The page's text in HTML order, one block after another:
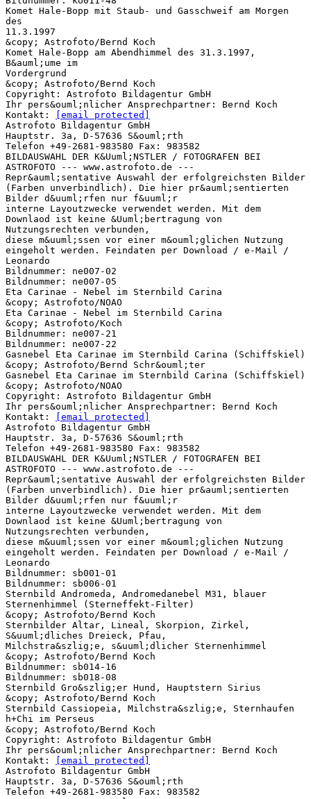
Komet Hale-Bopp mit Staub- und Gasschweif am Morgen
des
11.3.1997
&copy; Astrofoto/Bernd Koch
Komet Hale-Bopp am Abendhimmel des 31.3.1997,
B&auml;ume im
Vordergrund
&copy; Astrofoto/Bernd Koch
Copyright: Astrofoto Bildagentur GmbH
Ihr pers&ouml;nlicher Ansprechpartner: Bernd Koch
Kontakt:
[email protected]
Astrofoto Bildagentur GmbH
Hauptstr. 3a, D-57636 S&ouml;rth
Telefon +49-2681-983580 Fax: 983582
BILDAUSWAHL DER K&Uuml;NSTLER / FOTOGRAFEN BEI
ASTROFOTO --- www.astrofoto.de ---
Repr&auml;sentative Auswahl der erfolgreichsten Bilder
(Farben unverbindlich). Die hier pr&auml;sentierten
Bilder d&uuml;rfen nur f&uuml;r
interne Layoutzwecke verwendet werden. Mit dem
Downlaod ist keine &Uuml;bertragung von
Nutzungsrechten verbunden,
diese m&uuml;ssen vor einer m&ouml;glichen Nutzung
eingeholt werden. Feindaten per Download / e-Mail /
Leonardo
Bildnummer: ne007-02
Bildnummer: ne007-05
Eta Carinae - Nebel im Sternbild Carina
&copy; Astrofoto/NOAO
Eta Carinae - Nebel im Sternbild Carina
&copy; Astrofoto/Koch
Bildnummer: ne007-21
Bildnummer: ne007-22
Gasnebel Eta Carinae im Sternbild Carina (Schiffskiel)
&copy; Astrofoto/Bernd Schr&ouml;ter
Gasnebel Eta Carinae im Sternbild Carina (Schiffskiel)
&copy; Astrofoto/NOAO
Copyright: Astrofoto Bildagentur GmbH
Ihr pers&ouml;nlicher Ansprechpartner: Bernd Koch
Kontakt:
[email protected]
Astrofoto Bildagentur GmbH
Hauptstr. 3a, D-57636 S&ouml;rth
Telefon +49-2681-983580 Fax: 983582
BILDAUSWAHL DER K&Uuml;NSTLER / FOTOGRAFEN BEI
ASTROFOTO --- www.astrofoto.de ---
Repr&auml;sentative Auswahl der erfolgreichsten Bilder
(Farben unverbindlich). Die hier pr&auml;sentierten
Bilder d&uuml;rfen nur f&uuml;r
interne Layoutzwecke verwendet werden. Mit dem
Downlaod ist keine &Uuml;bertragung von
Nutzungsrechten verbunden,
diese m&uuml;ssen vor einer m&ouml;glichen Nutzung
eingeholt werden. Feindaten per Download / e-Mail /
Leonardo
Bildnummer: sb001-01
Bildnummer: sb006-01
Sternbild Andromeda, Andromedanebel M31, blauer
Sternenhimmel (Sterneffekt-Filter)
&copy; Astrofoto/Bernd Koch
Sternbilder Altar, Lineal, Skorpion, Zirkel,
S&uuml;dliches Dreieck, Pfau,
Milchstra&szlig;e, s&uuml;dlicher Sternenhimmel
&copy; Astrofoto/Bernd Koch
Bildnummer: sb014-16
Bildnummer: sb018-08
Sternbild Gro&szlig;er Hund, Hauptstern Sirius
&copy; Astrofoto/Bernd Koch
Sternbild Cassiopeia, Milchstra&szlig;e, Sternhaufen
h+Chi im Perseus
&copy; Astrofoto/Bernd Koch
Copyright: Astrofoto Bildagentur GmbH
Ihr pers&ouml;nlicher Ansprechpartner: Bernd Koch
Kontakt:
[email protected]
Astrofoto Bildagentur GmbH
Hauptstr. 3a, D-57636 S&ouml;rth
Telefon +49-2681-983580 Fax: 983582